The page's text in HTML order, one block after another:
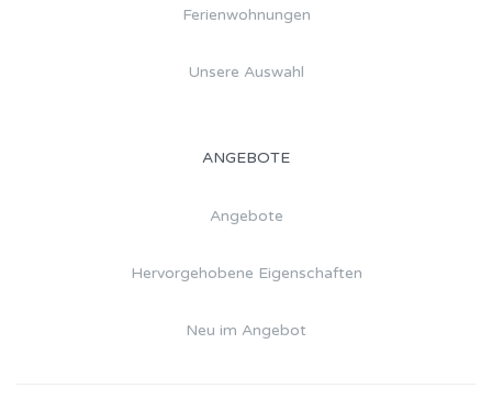
Ferienwohnungen
Unsere Auswahl
ANGEBOTE
Angebote
Hervorgehobene Eigenschaften
Neu im Angebot